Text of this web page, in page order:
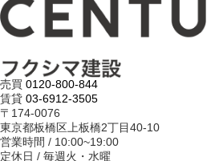
売買 0120-800-844
賃貸 03-6912-3505
〒174-0076
東京都板橋区上板橋2丁目40-10
営業時間 / 10:00~19:00
定休日 / 毎週火・水曜